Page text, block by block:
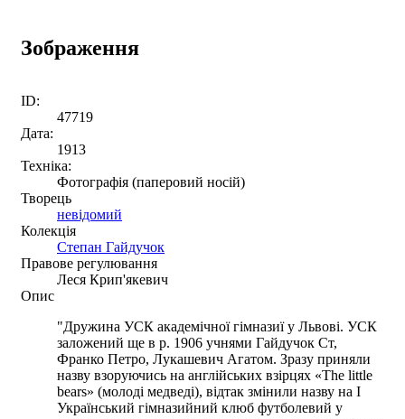
Зображення
ID:
47719
Дата:
1913
Техніка:
Фотографія (паперовий носій)
Творець
невідомий
Колекція
Степан Гайдучок
Правове регулювання
Леся Крип'якевич
Опис
"Дружина УСК академічної гімназиї у Львові. УСК
заложений ще в р. 1906 учнями Гайдучок Ст,
Франко Петро, Лукашевич Агатом. Зразу приняли
назву взоруючись на англійських взірцях «The little
bears» (молоді медведі), відтак змінили назву на І
Український гімназийний клюб футболевий у